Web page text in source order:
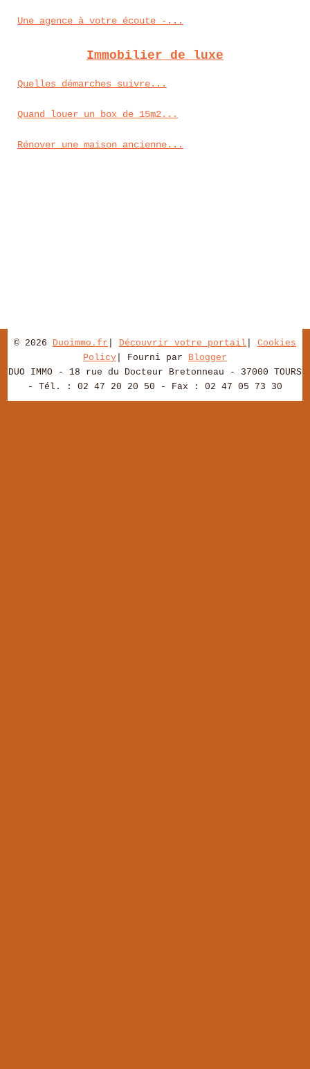
Une agence à votre écoute -...
Immobilier de luxe
Quelles démarches suivre...
Quand louer un box de 15m2...
Rénover une maison ancienne...
© 2026 Duoimmo.fr Découvrir votre portail
Cookies
Policy | Fourni par Blogger
DUO IMMO - 18 rue du Docteur Bretonneau - 37000 TOURS
- Tél. : 02 47 20 20 50 - Fax : 02 47 05 73 30